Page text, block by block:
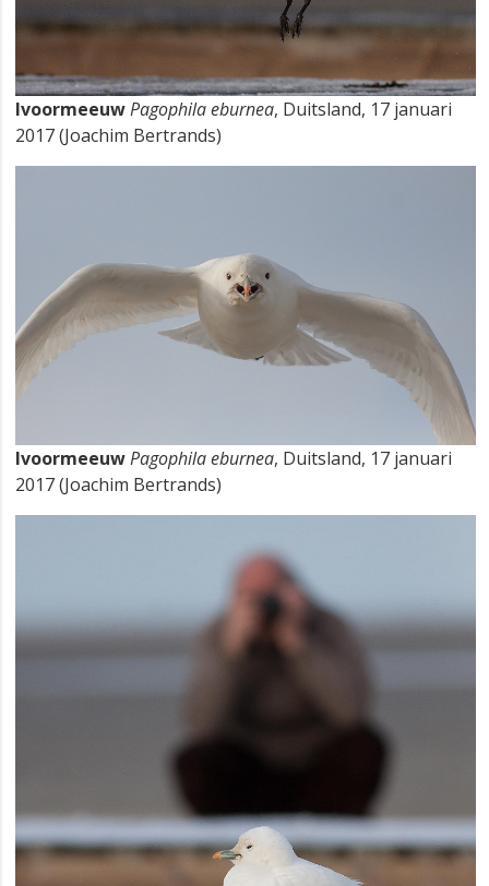
IvoormeeuwPagophila eburnea, Duitsland, 17 januari
2017 (Joachim Bertrands)
IvoormeeuwPagophila eburnea, Duitsland, 17 januari
2017 (Joachim Bertrands)